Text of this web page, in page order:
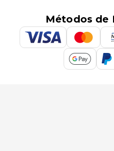
Métodos de